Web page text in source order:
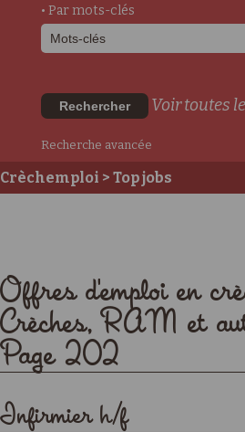
• Par mots-clés
Rechercher Voir toutes
Recherche avancée
Crèchemploi > Top jobs
Offres d'emploi en
Crèches, RAM et
Page 202
Infirmier h/f